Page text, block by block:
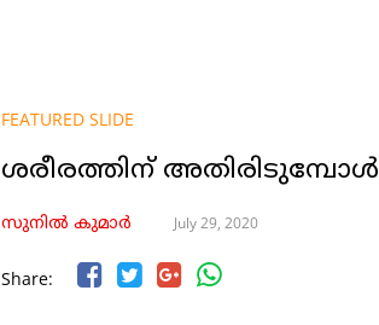
FEATURED SLIDE
ശരീരത്തിന് അതിരിടുമ്പോൾ
സുനിൽ കുമാർ July 29, 2020
Share: